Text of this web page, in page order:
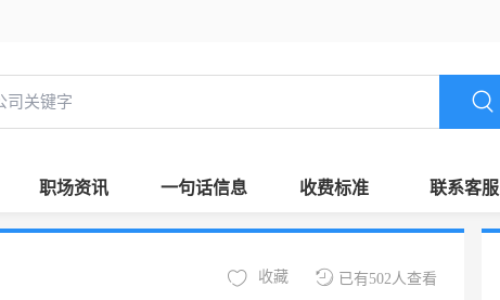
职场资讯 一句话信息 收费标准 联系客服
已有502人查看
收藏